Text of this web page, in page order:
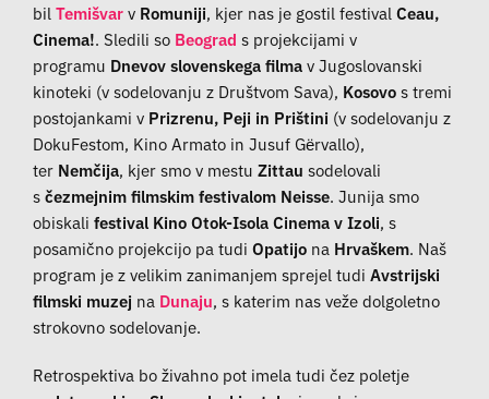
bil Temišvarv Romuniji, kjer nas je gostil festival Ceau,
Cinema!. Sledili so Beograd s projekcijami v
programu Dnevov slovenskega filmav Jugoslovanski
kinoteki (v sodelovanju z Društvom Sava), Kosovos tremi
postojankami v Prizrenu, Peji in Prištini (v sodelovanju z
DokuFestom, Kino Armato in Jusuf Gërvallo),
ter Nemčija, kjer smo v mestu Zittau sodelovali
sčezmejnim filmskim festivalom Neisse. Junija smo
obiskali festival Kino Otok-Isola Cinema v Izoli, s
posamično projekcijo pa tudi Opatijo na Hrvaškem. Naš
program je z velikim zanimanjem sprejel tudi Avstrijski
filmski muzej na Dunaju, s katerim nas veže dolgoletno
strokovno sodelovanje.
Retrospektiva bo živahno pot imela tudi čez poletje